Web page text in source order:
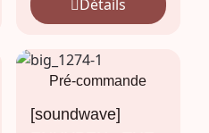
Détails
Pré-commande
[soundwave]